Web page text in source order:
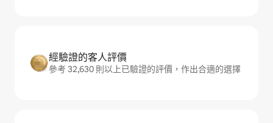
經驗證的客人評價
參考 32,630 則以上已驗證的評價，作出合適的選擇